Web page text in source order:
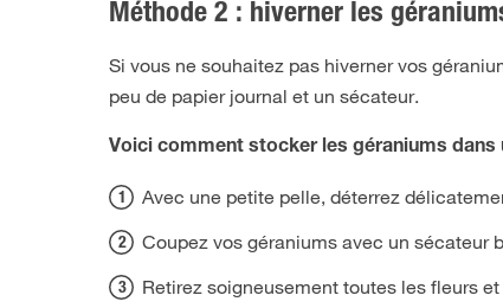
Méthode 2 : hiverner les
Si vous ne souhaitez pas hiverner vos
peu de papier journal et un sécateur.
Voici comment stocker les géraniums dans
Avec une petite pelle, déterrez
Coupez vos géraniums avec un sécateur
Retirez soigneusement toutes les fleurs